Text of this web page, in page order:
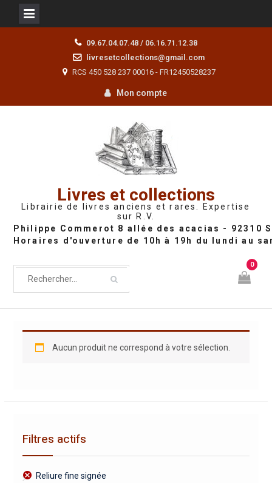
09.67.04.07.48 / 06.16.71.12.38
livresetcollections@gmail.com
RCS 450 528 237 00016 - FR12450528237
Mon compte
Livres et collections
Librairie de livres anciens et rares. Expertise
sur R.V.
0
Aucun produit ne correspond à votre sélection.
Filtres actifs
Reliure fine signée